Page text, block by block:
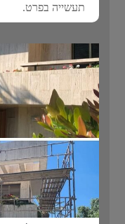
תעשייה בפרט.